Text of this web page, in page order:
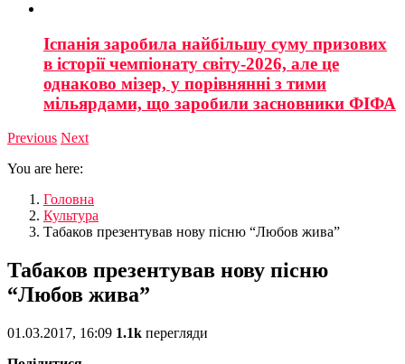
Іспанія заробила найбільшу суму призових
в історії чемпіонату світу-2026, але це
однаково мізер, у порівнянні з тими
мільярдами, що заробили засновники ФІФА
Previous Next
You are here:
Головна
Культура
Табаков презентував нову пісню “Любов жива”
Табаков презентував нову пісню
“Любов жива”
01.03.2017, 16:09 1.1k перегляди